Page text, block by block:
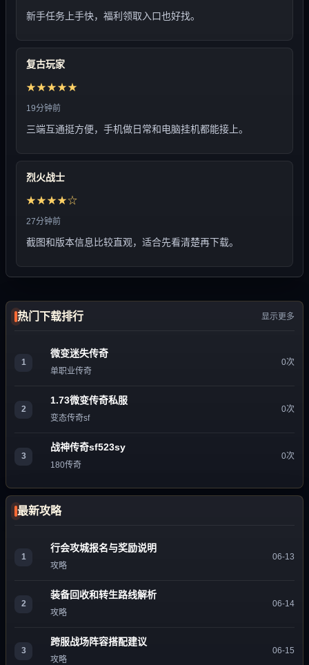
新手任务上手快，福利领取入口也好找。
复古玩家
★★★★★
19分钟前
三端互通挺方便，手机做日常和电脑挂机都能接上。
烈火战士
★★★★☆
27分钟前
截图和版本信息比较直观，适合先看清楚再下载。
热门下载排行 显示更多
1
微变迷失传奇
单职业传奇
0次
2
1.73微变传奇私服
变态传奇sf
0次
3
战神传奇sf523sy
180传奇
0次
最新攻略
1
行会攻城报名与奖励说明
攻略
06-13
2
装备回收和转生路线解析
攻略
06-14
3
跨服战场阵容搭配建议
攻略
06-15